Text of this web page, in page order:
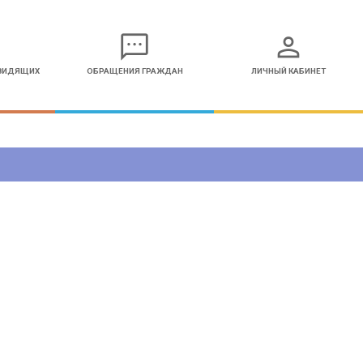
sms
ОБРАЩЕНИЯ ГРАЖДАН
person
ЛИЧНЫЙ КАБИНЕТ